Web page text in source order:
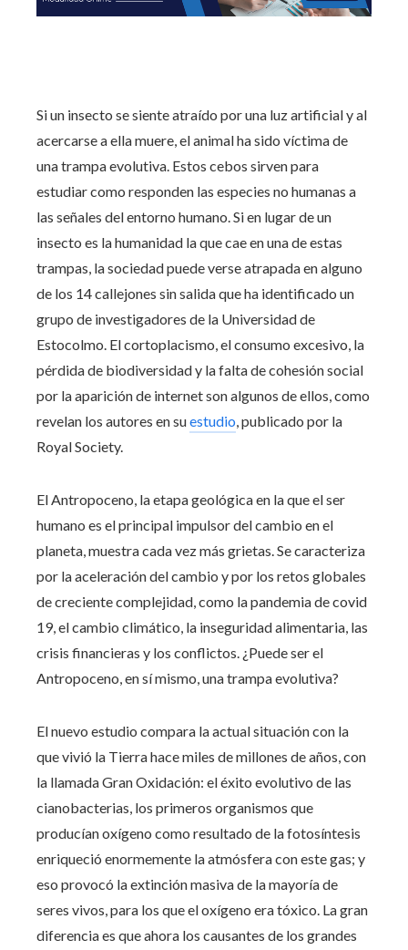
Si un insecto se siente atraído por una luz artificial y al
acercarse a ella muere, el animal ha sido víctima de
una trampa evolutiva. Estos cebos sirven para
estudiar como responden las especies no humanas a
las señales del entorno humano. Si en lugar de un
insecto es la humanidad la que cae en una de estas
trampas, la sociedad puede verse atrapada en alguno
de los 14 callejones sin salida que ha identificado un
grupo de investigadores de la Universidad de
Estocolmo. El cortoplacismo, el consumo excesivo, la
pérdida de biodiversidad y la falta de cohesión social
por la aparición de internet son algunos de ellos, como
revelan los autores en suestudio , publicado por la
Royal Society.
El Antropoceno, la etapa geológica en la que el ser
humano es el principal impulsor del cambio en el
planeta, muestra cada vez más grietas. Se caracteriza
por la aceleración del cambio y por los retos globales
de creciente complejidad, como la pandemia de covid
19, el cambio climático, la inseguridad alimentaria, las
crisis financieras y los conflictos. ¿Puede ser el
Antropoceno, en sí mismo, una trampa evolutiva?
El nuevo estudio compara la actual situación con la
que vivió la Tierra hace miles de millones de años, con
la llamada Gran Oxidación: el éxito evolutivo de las
cianobacterias, los primeros organismos que
producían oxígeno como resultado de la fotosíntesis
enriqueció enormemente la atmósfera con este gas; y
eso provocó la extinción masiva de la mayoría de
seres vivos, para los que el oxígeno era tóxico. La gran
diferencia es que ahora los causantes de los grandes